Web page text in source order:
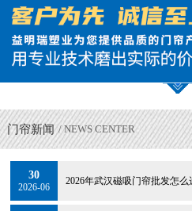
门帘新闻 / NEWS CENTER
30
2026-06
2026年武汉磁吸门帘批发怎